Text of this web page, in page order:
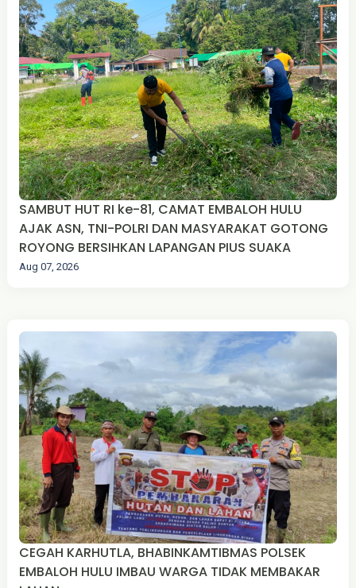
SAMBUT HUT RI ke-81, CAMAT EMBALOH HULU
AJAK ASN, TNI-POLRI DAN MASYARAKAT GOTONG
ROYONG BERSIHKAN LAPANGAN PIUS SUAKA
Aug 07, 2026
CEGAH KARHUTLA, BHABINKAMTIBMAS POLSEK
EMBALOH HULU IMBAU WARGA TIDAK MEMBAKAR